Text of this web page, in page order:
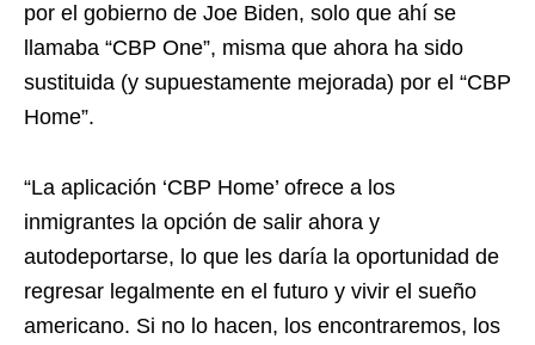
por el gobierno de Joe Biden, solo que ahí se
llamaba “CBP One”, misma que ahora ha sido
sustituida (y supuestamente mejorada) por el “CBP
Home”.
“La aplicación ‘CBP Home’ ofrece a los
inmigrantes la opción de salir ahora y
autodeportarse, lo que les daría la oportunidad de
regresar legalmente en el futuro y vivir el sueño
americano. Si no lo hacen, los encontraremos, los